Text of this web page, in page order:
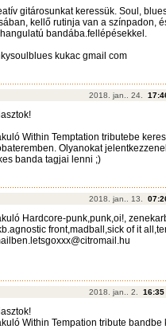
gitárosunkat keressük. Soul,
kellő rutinja van a színpadon,
bandába.fellépésekkel.
kukac gmail com
2018. jan.. 24.
Within Temptation tributebe
Olyanokat
banda tagjai lenni ;)
2018. jan.. 13.
Hardcore-punk,punk,oi!,
front,madball,sick of it
2018. jan.. 2. 16:35
Within Tempation tribute